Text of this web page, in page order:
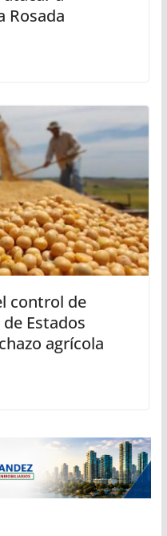
Rosada
control de
Estados
agrícola